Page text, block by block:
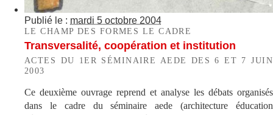
Publié le : mardi 5 octobre 2004
LE CHAMP DES FORMES LE CADRE
Transversalité, coopération et institution
ACTES DU 1ER SÉMINAIRE AEDE DES 6 ET 7 JUIN
2003
Ce deuxième ouvrage reprend et analyse les débats organisés
dans le cadre du séminaire aede (architecture éducation